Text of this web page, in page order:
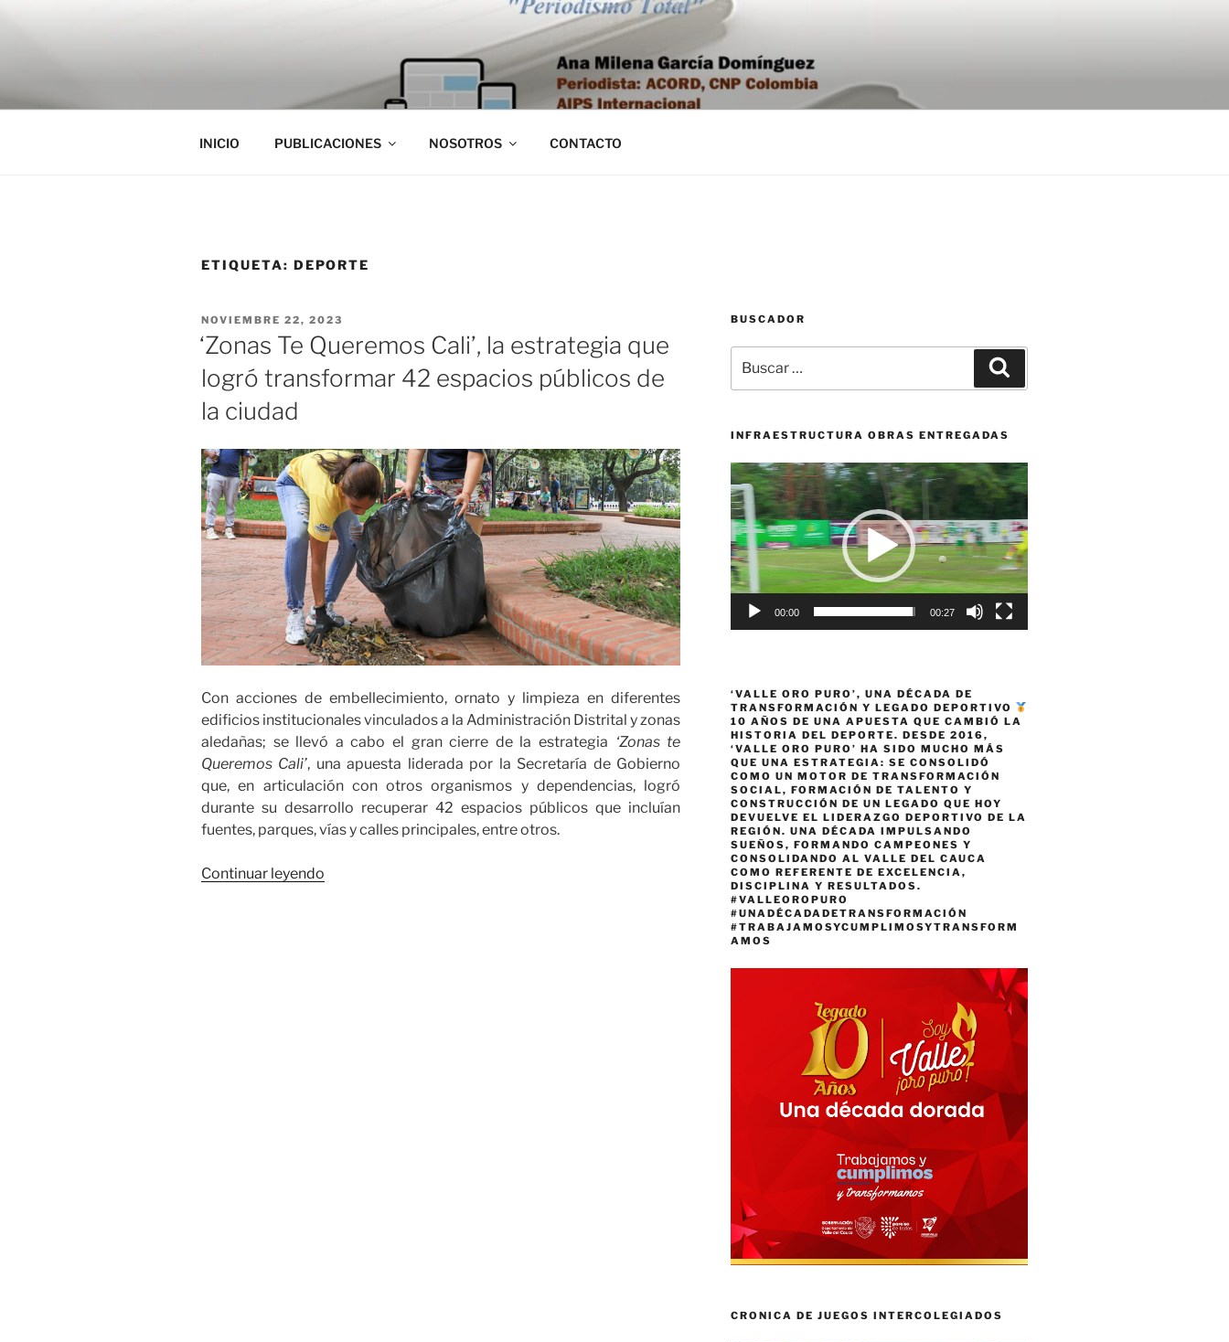
INICIO PUBLICACIONES NOSOTROS CONTACTO
ETIQUETA: DEPORTE
PUBLICADO
EL
NOVIEMBRE 22, 2023
‘Zonas Te Queremos Cali’, la estrategia que
logró transformar 42 espacios públicos de
la ciudad
Con acciones de embellecimiento, ornato y limpieza en diferentes
edificios institucionales vinculados a la Administración Distrital y zonas
aledañas; se llevó a cabo el gran cierre de la estrategia ‘Zonas te
Queremos Cali’, una apuesta liderada por la Secretaría de Gobierno
que, en articulación con otros organismos y dependencias, logró
durante su desarrollo recuperar 42 espacios públicos que incluían
fuentes, parques, vías y calles principales, entre otros.
Continuar leyendo
BUSCADOR
por:
INFRAESTRUCTURA OBRAS ENTREGADAS
Reproductor
de
vídeo
00:00 00:27
‘VALLE ORO PURO’, UNA DÉCADA DE
TRANSFORMACIÓN Y LEGADO DEPORTIVO
10 AÑOS DE UNA APUESTA QUE CAMBIÓ LA
HISTORIA DEL DEPORTE. DESDE 2016,
‘VALLE ORO PURO’ HA SIDO MUCHO MÁS
QUE UNA ESTRATEGIA: SE CONSOLIDÓ
COMO UN MOTOR DE TRANSFORMACIÓN
SOCIAL, FORMACIÓN DE TALENTO Y
CONSTRUCCIÓN DE UN LEGADO QUE HOY
DEVUELVE EL LIDERAZGO DEPORTIVO DE LA
REGIÓN. UNA DÉCADA IMPULSANDO
SUEÑOS, FORMANDO CAMPEONES Y
CONSOLIDANDO AL VALLE DEL CAUCA
COMO REFERENTE DE EXCELENCIA,
DISCIPLINA Y RESULTADOS.
#VALLEOROPURO
#UNADÉCADADETRANSFORMACIÓN
#TRABAJAMOSYCUMPLIMOSYTRANSFORM
AMOS
CRONICA DE JUEGOS INTERCOLEGIADOS